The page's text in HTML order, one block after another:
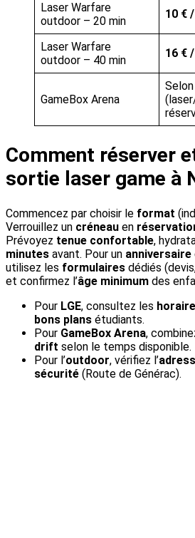
Laser Warfare
outdoor – 20 min
10 €
Laser Warfare
outdoor – 40 min
16 €
GameBox Arena
Comment réserver
sortie laser game à
Commencez par choisir le format
Verrouillez un créneau en
Prévoyez tenue confortable,
minutes avant. Pour un anniversaire
utilisez les formulaires dédiés
et confirmez l’âge minimum des
Pour LGE, consultez les
bons plans étudiants.
Pour GameBox Arena,
drift selon le temps disponible.
Pour l’outdoor, vérifiez l’
sécurité (Route de Générac).